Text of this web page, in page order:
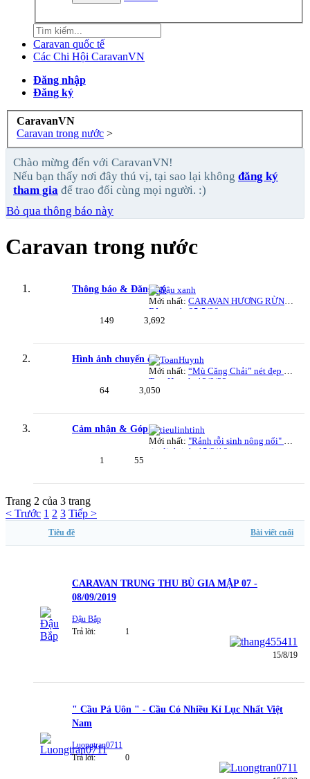
Caravan quốc tế
Các Chi Hội CaravanVN
Đăng nhập
Đăng ký
CaravanVN
Caravan trong nước >
Chào mừng đến với CaravanVN!
Nếu bạn thấy nơi đây thú vị, tại sao lại không đăng ký
tham gia để trao đổi cùng mọi người. :)
Bỏ qua thông báo này
Caravan trong nước
Thông báo & Đăng ký
149 3,692
Mới nhất: CARAVAN HƯƠNG RỪNG - SẮC BIỂN 2026
Đậu xanh
25/5/26
Hình ảnh chuyến đi
64 3,050
Mới nhất: “Mù Căng Chải” nét đẹp giữa núi rừng Tây Bắc
ToanHuynh
12/9/22
Cảm nhận & Góp ý
1 55
Mới nhất: "Rảnh rỗi sinh nông nổi" của Tư Ếch và chuyến đi Sadec ngắm hoa 31/1/2016
tieulinhtinh
15/2/16
Trang 2 của 3 trang
< Trước 1 2 3 Tiếp >
Tiêu đề Bài viết cuối
CARAVAN TRUNG THU BÙ GIA MẬP 07 -
08/09/2019
Đậu Bắp
Trả lời:
1
15/8/19
" Cầu Pá Uôn " - Cầu Có Nhiều Kỉ Lục Nhất Việt
Nam
Luongtran0711
Trả lời:
0